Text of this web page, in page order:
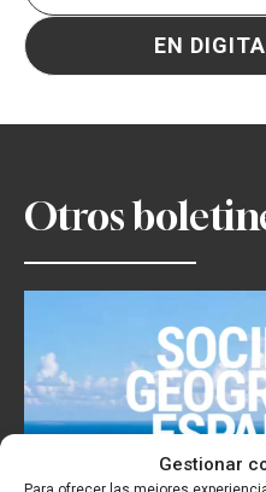
Gestionar
EN
Otros